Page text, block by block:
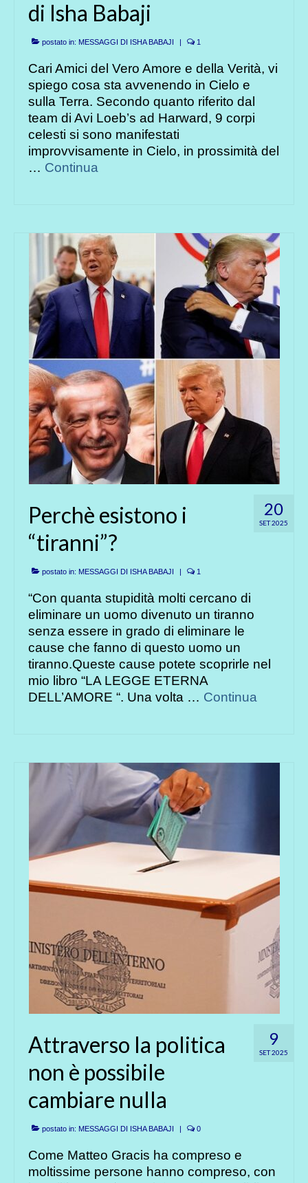
di Isha Babaji
postato in: MESSAGGI DI ISHA BABAJI | 1
Cari Amici del Vero Amore e della Verità, vi
spiego cosa sta avvenendo in Cielo e
sulla Terra. Secondo quanto riferito dal
team di Avi Loeb’s ad Harward, 9 corpi
celesti si sono manifestati
improvvisamente in Cielo, in prossimità del
… Continua
20
SET 2025
Perchè esistono i
“tiranni”?
postato in: MESSAGGI DI ISHA BABAJI | 1
“Con quanta stupidità molti cercano di
eliminare un uomo divenuto un tiranno
senza essere in grado di eliminare le
cause che fanno di questo uomo un
tiranno.Queste cause potete scoprirle nel
mio libro “LA LEGGE ETERNA
DELL’AMORE “. Una volta … Continua
9
SET 2025
Attraverso la politica
non è possibile
cambiare nulla
postato in: MESSAGGI DI ISHA BABAJI | 0
Come Matteo Gracis ha compreso e
moltissime persone hanno compreso, con